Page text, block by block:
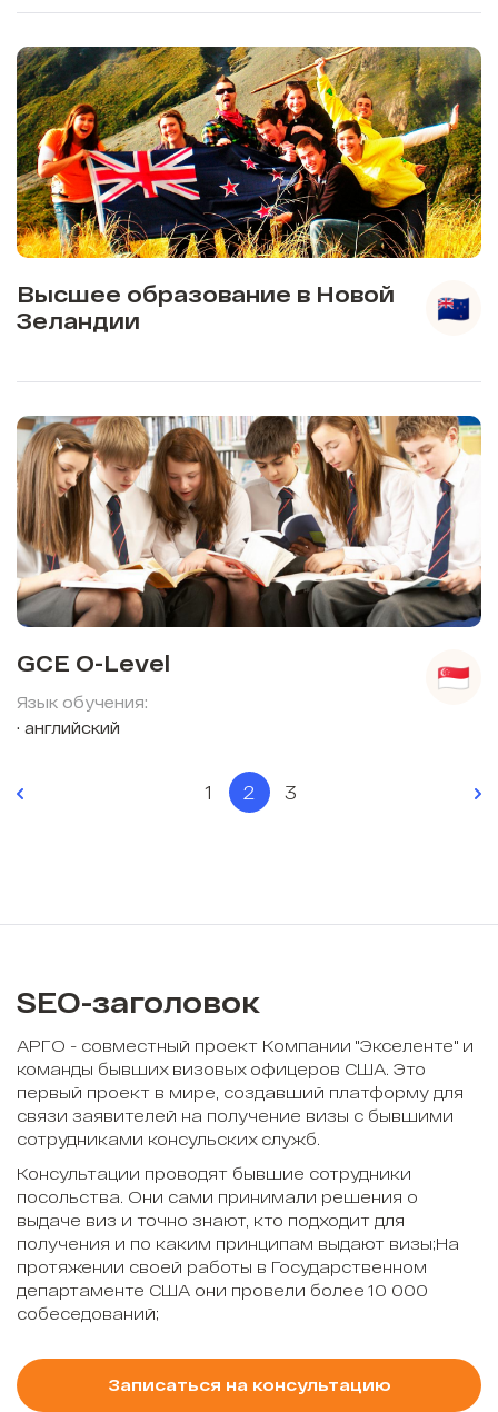
Высшее образование в Новой
Зеландии
GCE O-Level
Язык обучения:
английский
1 2 3
SEO-заголовок
АРГО - совместный проект Компании "Экселенте" и
команды бывших визовых офицеров США. Это
первый проект в мире, создавший платформу для
связи заявителей на получение визы с бывшими
сотрудниками консульских служб.
Консультации проводят бывшие сотрудники
посольства. Они сами принимали решения о
выдаче виз и точно знают, кто подходит для
получения и по каким принципам выдают визы;На
протяжении своей работы в Государственном
департаменте США они провели более 10 000
собеседований;
Записаться на консультацию